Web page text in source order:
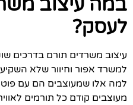
לעסק?
עיצוב משרדים תורם בדרכים
למשרד אפור וחיוור שלא
למה אלו שמעוצבים הם עם
מעוצבים קודם כל תורמים